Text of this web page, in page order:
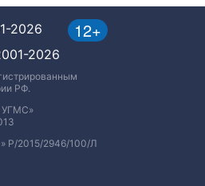
12+
2026
2026
РФ.
УГМС»
Р/2015/2946/100/Л